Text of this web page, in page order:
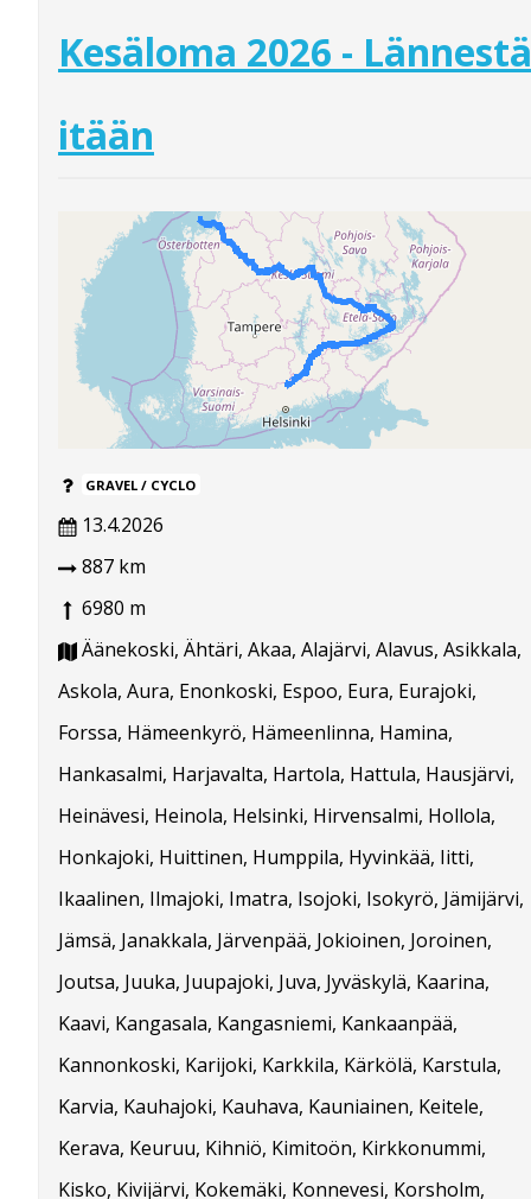
Kesäloma 2026 - Lännestä
itään
GRAVEL / CYCLO
13.4.2026
887 km
6980 m
Äänekoski, Ähtäri, Akaa, Alajärvi, Alavus, Asikkala,
Askola, Aura, Enonkoski, Espoo, Eura, Eurajoki,
Forssa, Hämeenkyrö, Hämeenlinna, Hamina,
Hankasalmi, Harjavalta, Hartola, Hattula, Hausjärvi,
Heinävesi, Heinola, Helsinki, Hirvensalmi, Hollola,
Honkajoki, Huittinen, Humppila, Hyvinkää, Iitti,
Ikaalinen, Ilmajoki, Imatra, Isojoki, Isokyrö, Jämijärvi,
Jämsä, Janakkala, Järvenpää, Jokioinen, Joroinen,
Joutsa, Juuka, Juupajoki, Juva, Jyväskylä, Kaarina,
Kaavi, Kangasala, Kangasniemi, Kankaanpää,
Kannonkoski, Karijoki, Karkkila, Kärkölä, Karstula,
Karvia, Kauhajoki, Kauhava, Kauniainen, Keitele,
Kerava, Keuruu, Kihniö, Kimitoön, Kirkkonummi,
Kisko, Kivijärvi, Kokemäki, Konnevesi, Korsholm,